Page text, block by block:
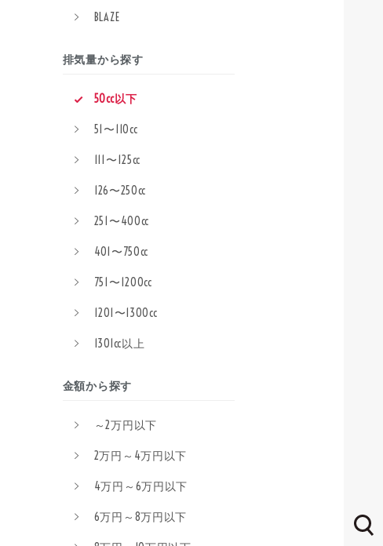
BLAZE
排気量から探す
50cc以下
51〜110cc
111〜125cc
126〜250cc
251〜400cc
401〜750cc
751〜1200cc
1201〜1300cc
1301cc以上
金額から探す
～2万円以下
2万円～4万円以下
4万円～6万円以下
6万円～8万円以下